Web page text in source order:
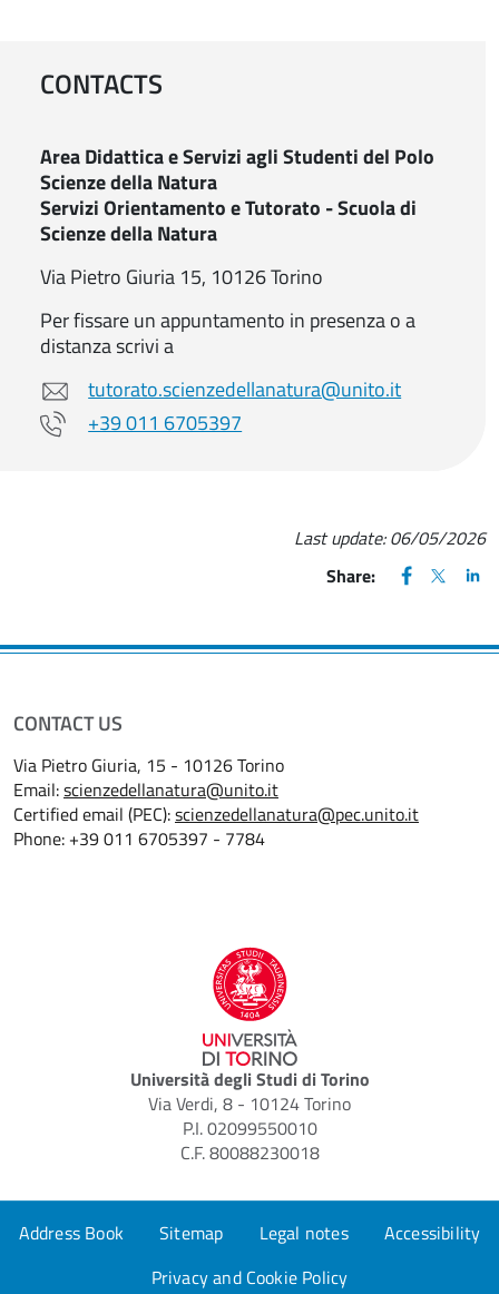
CONTACTS
Area Didattica e Servizi agli Studenti del Polo
Scienze della Natura
Servizi Orientamento e Tutorato - Scuola di
Scienze della Natura
Via Pietro Giuria 15, 10126 Torino
Per fissare un appuntamento in presenza o a
distanza scrivi a
tutorato.scienzedellanatura@unito.it
+39 011 6705397
Last update:06/05/2026
Share:
FACEBOOK
(apre una
X
(apre
CONTACT US
Via Pietro Giuria, 15 - 10126 Torino
Email:scienzedellanatura@unito.it
Certified email (PEC):scienzedellanatura@pec.unito.it
Phone: +39 011 6705397 - 7784
Università degli Studi di Torino
Via Verdi, 8 - 10124 Torino
P.I. 02099550010
C.F. 80088230018
Address Book Sitemap Legal notes
Accessibility
Privacy and Cookie Policy